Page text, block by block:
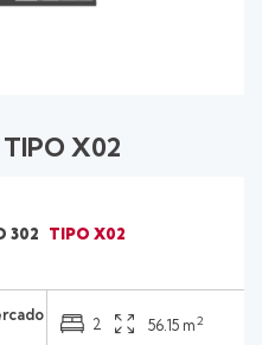
X02
302 TIPO X02
2 56.15 m2